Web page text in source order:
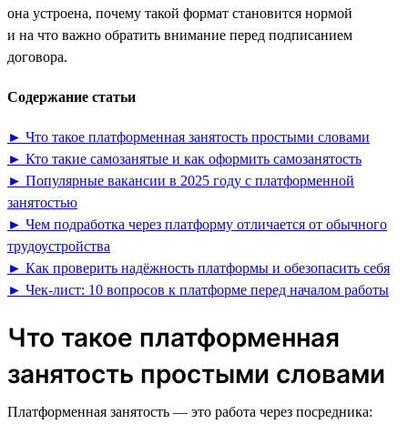
она устроена, почему такой формат становится нормой
и на что важно обратить внимание перед подписанием
договора.
Содержание статьи
► Что такое платформенная занятость простыми словами
► Кто такие самозанятые и как оформить самозанятость
► Популярные вакансии в 2025 году с платформенной
занятостью
► Чем подработка через платформу отличается от обычного
трудоустройства
► Как проверить надёжность платформы и обезопасить себя
► Чек-лист: 10 вопросов к платформе перед началом работы
Что такое платформенная
занятость простыми словами
Платформенная занятость — это работа через посредника: